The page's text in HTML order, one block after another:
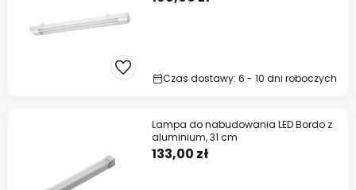
Czas dostawy: 6 - 10 dni roboczych
Lampa do nabudowania LED Bordo z
aluminium, 31 cm
133,00 zł